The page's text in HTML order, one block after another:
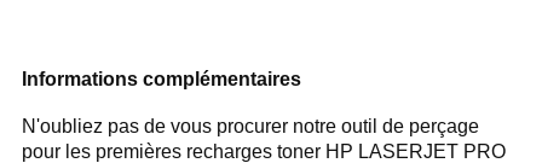
Informations complémentaires
N'oubliez pas de vous procurer notre outil de perçage
pour les premières recharges toner HP LASERJET PRO